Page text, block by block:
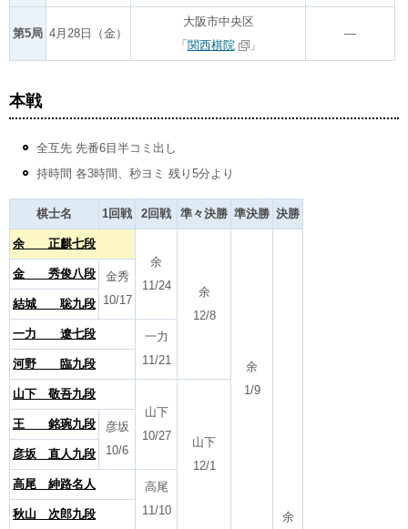
第5局 4月28日（金）
大阪市中央区
「 関西棋院 」
―
本戦
全互先 先番6目半コミ出し
持時間 各3時間、秒ヨミ 残り5分より
棋士名 1回戦 2回戦 準々決勝 準決勝 決勝
余 正麒七段
余
11/24
余
12/8
余
1/9
余
金 秀俊八段
金秀
10/17
結城 聡九段
一力 遼七段
一力
11/21
河野 臨九段
山下 敬吾九段
山下
10/27
山下
12/1
王 銘琬九段
彦坂
10/6
彦坂 直人九段
高尾 紳路名人
高尾
11/10
秋山 次郎九段